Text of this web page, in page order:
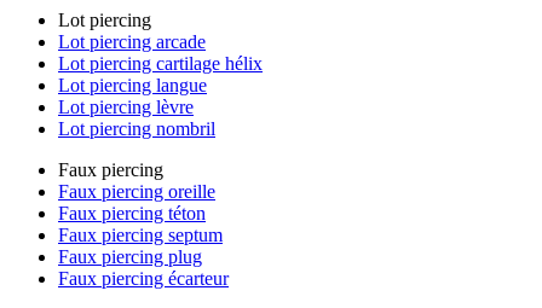
Lot piercing
Lot piercing arcade
Lot piercing cartilage hélix
Lot piercing langue
Lot piercing lèvre
Lot piercing nombril
Faux piercing
Faux piercing oreille
Faux piercing téton
Faux piercing septum
Faux piercing plug
Faux piercing écarteur